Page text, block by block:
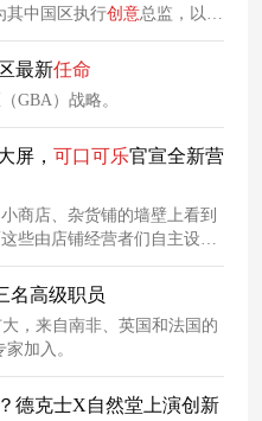
其中国区执行创意总监，以填
后留下的空缺。
最新任命
GBA）战略。
屏， 可口可乐官宣全新营
商店、杂货铺的墙壁上看到
些由店铺经营者们自主设计
手绘作品以及壁画。可口可
告活动这些创意作品将在包
澳大利亚和美国这五个市场
包括 可口可乐
在纽约时代广
名高级职员
，来自南非、英国和法国的
加入。
德克士X自然堂上演创新